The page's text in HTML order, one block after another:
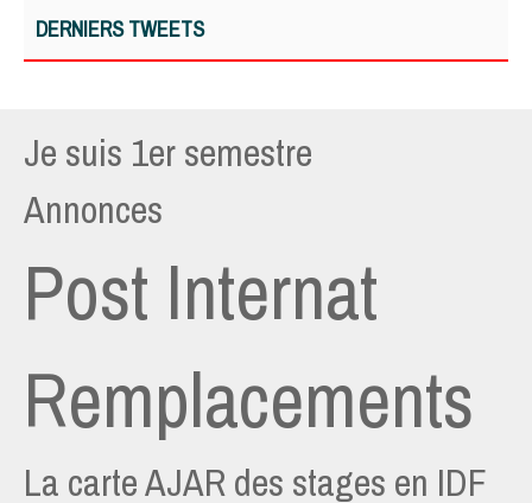
DERNIERS TWEETS
Je suis 1er semestre
Annonces
Post Internat
Remplacements
La carte AJAR des stages en IDF